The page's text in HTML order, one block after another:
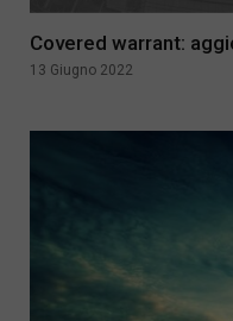
Covered warrant:
13 Giugno 2022